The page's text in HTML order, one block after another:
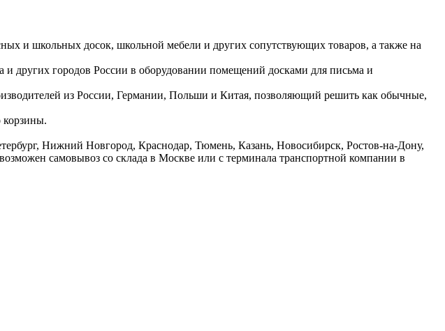
и школьных досок, школьной мебели и других сопутствующих товаров, а также на
других городов России в оборудовании помещений досками для письма и
из России, Германии, Польши и Китая, позволяющий решить как обычные,
корзины.
Нижний Новгород, Краснодар, Тюмень, Казань, Новосибирск, Ростов-на-Дону,
самовывоз со склада в Москве или с терминала транспортной компании в